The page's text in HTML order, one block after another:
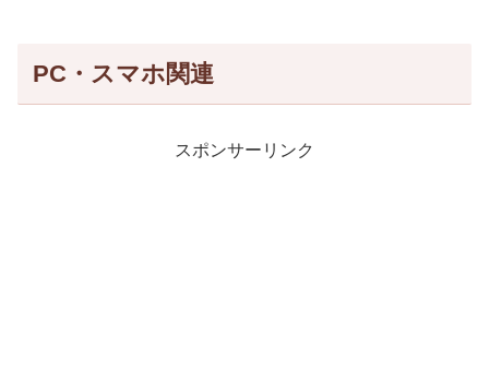
PC・スマホ関連
スポンサーリンク